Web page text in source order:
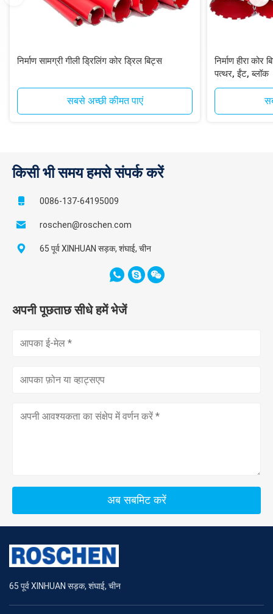
निर्माण सामग्री गीली ड्रिलिंग कोर ड्रिल बिट्स
सबसे अच्छी कीमत पाएं
निर्माण हीरा
पत्थर, ईंट, ब्लॉक
किसी भी समय हमसे संपर्क करें
0086-137-64195009
roschen@roschen.com
65 पूर्व XINHUAN सड़क, शंघाई, चीन
अपनी पूछताछ सीधे हमें भेजें
अब सबमिट करें
65 पूर्व XINHUAN सड़क, शंघाई, चीन